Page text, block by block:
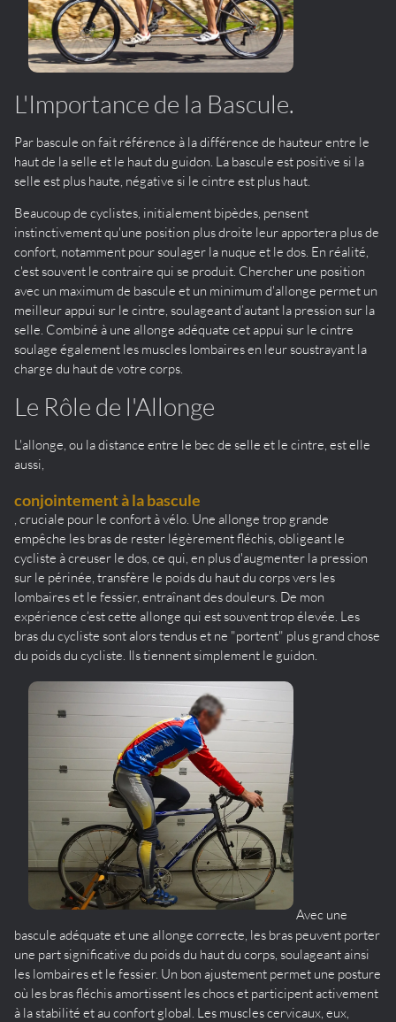
L'Importance de la Bascule.
Par bascule on fait référence à la différence de hauteur entre le
haut de la selle et le haut du guidon. La bascule est positive si la
selle est plus haute, négative si le cintre est plus haut.
Beaucoup de cyclistes, initialement bipèdes, pensent
instinctivement qu'une position plus droite leur apportera plus de
confort, notamment pour soulager la nuque et le dos. En réalité,
c'est souvent le contraire qui se produit. Chercher une position
avec un maximum de bascule et un minimum d'allonge permet un
meilleur appui sur le cintre, soulageant d’autant la pression sur la
selle. Combiné à une allonge adéquate cet appui sur le cintre
soulage également les muscles lombaires en leur soustrayant la
charge du haut de votre corps.
Le Rôle de l'Allonge
L'allonge, ou la distance entre le bec de selle et le cintre, est elle
aussi,
conjointement à la bascule
, cruciale pour le confort à vélo. Une allonge trop grande
empêche les bras de rester légèrement fléchis, obligeant le
cycliste à creuser le dos, ce qui, en plus d'augmenter la pression
sur le périnée, transfère le poids du haut du corps vers les
lombaires et le fessier, entraînant des douleurs. De mon
expérience c’est cette allonge qui est souvent trop élevée. Les
bras du cycliste sont alors tendus et ne "portent" plus grand chose
du poids du cycliste. Ils tiennent simplement le guidon.
Avec une
bascule adéquate et une allonge correcte, les bras peuvent porter
une part significative du poids du haut du corps, soulageant ainsi
les lombaires et le fessier. Un bon ajustement permet une posture
où les bras fléchis amortissent les chocs et participent activement
à la stabilité et au confort global. Les muscles cervicaux, eux,